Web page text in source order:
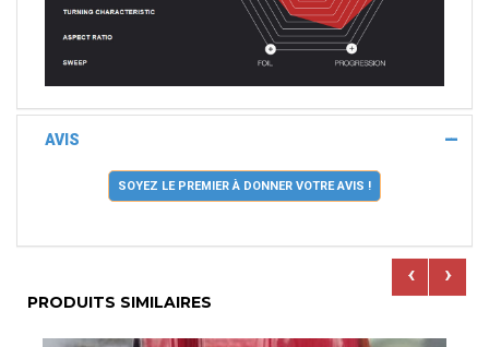
AVIS
SOYEZ LE PREMIER À DONNER VOTRE AVIS !
PRODUITS SIMILAIRES
‹ ›